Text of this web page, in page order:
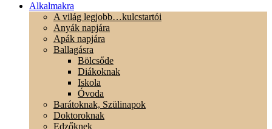
Alkalmakra
A világ legjobb…kulcstartói
Anyák napjára
Apák napjára
Ballagásra
Bölcsőde
Diákoknak
Iskola
Óvoda
Barátoknak, Szülinapok
Doktoroknak
Edzőknek